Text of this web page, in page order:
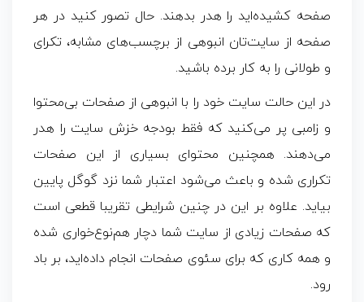
صفحه کشیده‌اید را هدر بدهند. حال تصور کنید در هر
صفحه از سایت‌تان انبوهی از برچسب‌های مشابه، تکرای
و طولانی را به کار برده باشید.
در این حالت سایت خود را با انبوهی از صفحات بی‌محتوا
و زامبی پر می‌کنید که فقط بودجه خزش سایت را هدر
می‌دهند. همچنین محتوای بسیاری از این صفحات
تکراری شده و باعث می‌شود اعتبار شما نزد گوگل پایین
بیاید. علاوه بر این در چنین شرایطی تقریبا قطعی است
که صفحات زیادی از سایت شما دچار هم‌نوع‌خواری شده
و همه کاری که برای سئوی صفحات انجام داده‌اید، بر باد
رود.